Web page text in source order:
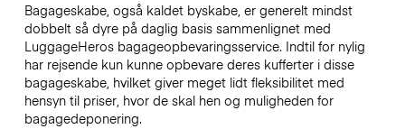
Bagageskabe, også kaldet byskabe, er generelt mindst
dobbelt så dyre på daglig basis sammenlignet med
LuggageHeros bagageopbevaringsservice. Indtil for nylig
har rejsende kun kunne opbevare deres kufferter i disse
bagageskabe, hvilket giver meget lidt fleksibilitet med
hensyn til priser, hvor de skal hen og muligheden for
bagagedeponering.